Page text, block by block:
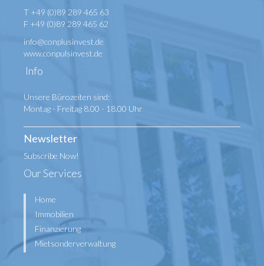
T +49 (0)89 289 465 63
F +49 (0)89 289 465 62
info@conplusinvest.de
www.conpulsinvest.de
Info
Unsere Bürozeiten sind:
Montag - Freitag 8.00 - 18.00 Uhr
Newsletter
Subscribe Now!
Our Services
Home
Immobilien
Finanzierung
Mietsonderverwaltung